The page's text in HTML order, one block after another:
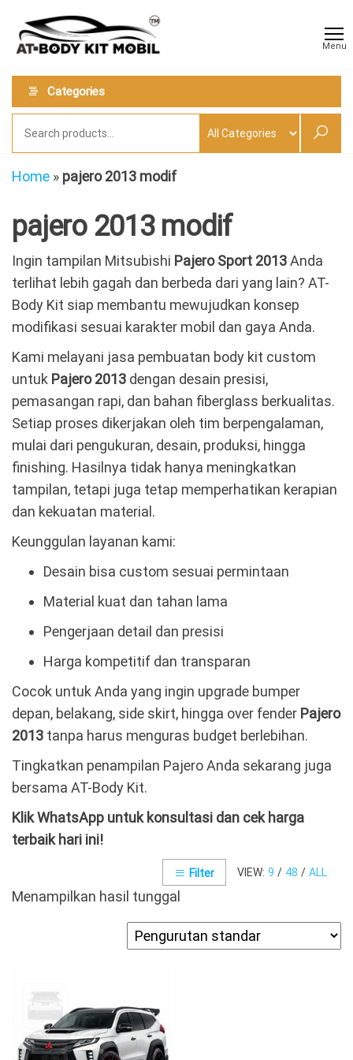
the
content
Kit
Mobil
Menu
Categories
Home » pajero 2013 modif
pajero 2013 modif
Ingin tampilan Mitsubishi Pajero Sport 2013Anda
terlihat lebih gagah dan berbeda dari yang lain? AT-
Body Kit siap membantu mewujudkan konsep
modifikasi sesuai karakter mobil dan gaya Anda.
Kami melayani jasa pembuatan body kit custom
untuk Pajero 2013 dengan desain presisi,
pemasangan rapi, dan bahan fiberglass berkualitas.
Setiap proses dikerjakan oleh tim berpengalaman,
mulai dari pengukuran, desain, produksi, hingga
finishing. Hasilnya tidak hanya meningkatkan
tampilan, tetapi juga tetap memperhatikan kerapian
dan kekuatan material.
Keunggulan layanan kami:
Desain bisa custom sesuai permintaan
Material kuat dan tahan lama
Pengerjaan detail dan presisi
Harga kompetitif dan transparan
Cocok untuk Anda yang ingin upgrade bumper
depan, belakang, side skirt, hingga over fender Pajero
2013 tanpa harus menguras budget berlebihan.
Tingkatkan penampilan Pajero Anda sekarang juga
bersama AT-Body Kit.
Klik WhatsApp untuk konsultasi dan cek harga
terbaik hari ini!
VIEW: 9 / 48 / ALL
Filter
Menampilkan hasil tunggal